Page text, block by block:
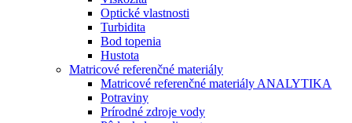
Optické vlastnosti
Turbidita
Bod topenia
Hustota
Matricové referenčné materiály
Matricové referenčné materiály ANALYTIKA
Potraviny
Prírodné zdroje vody